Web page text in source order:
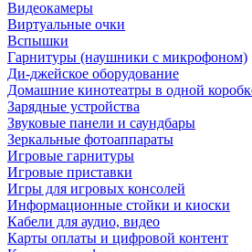
Видеокамеры
Виртуальные очки
Вспышки
Гарнитуры (наушники с микрофоном)
Ди-джейское оборудование
Домашние кинотеатры в одной
Зарядные устройства
Звуковые панели и саундбары
Зеркальные фотоаппараты
Игровые гарнитуры
Игровые приставки
Игры для игровых консолей
Информационные стойки и киоски
Кабели для аудио, видео
Карты оплаты и цифровой контент